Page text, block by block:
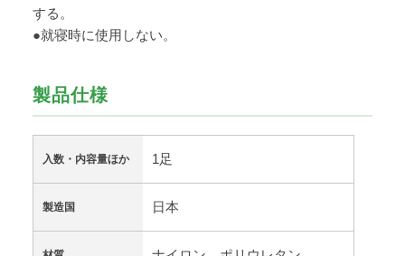
する。
●就寝時に使用しない。
製品仕様
入数・内容量ほか 1足
製造国 日本